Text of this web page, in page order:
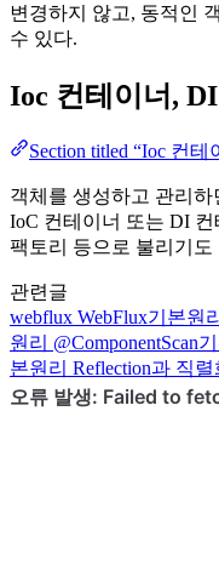
변경하지 않고, 동적인
수 있다.
Ioc 컨테이너,
Section titled “Ioc 컨
객체를 생성하고 관리
IoC 컨테이너 또는 DI
팩토리 등으로 불리기도
관련글
webflux WebFlux기본원리
원리 @ComponentScan
본원리 Reflection과 직렬